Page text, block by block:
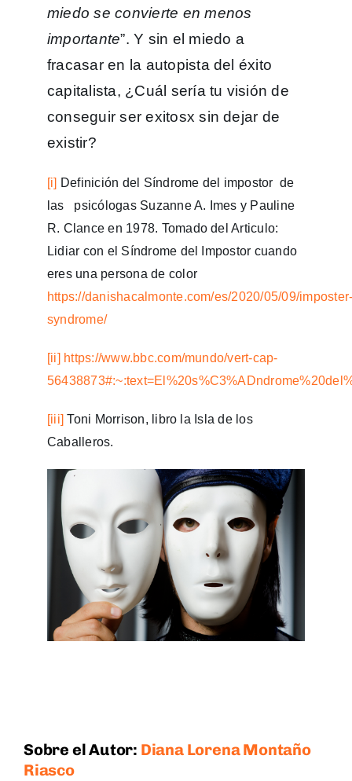
miedo se convierte en menos
importante”. Y sin el miedo a
fracasar en la autopista del éxito
capitalista, ¿Cuál sería tu visión de
conseguir ser exitosx sin dejar de
existir?
[i] Definición del Síndrome del impostor de
las psicólogas Suzanne A. Imes y Pauline
R. Clance en 1978. Tomado del Articulo:
Lidiar con el Síndrome del Impostor cuando
eres una persona de color
https://danishacalmonte.com/es/2020/05/09/
syndrome/
[ii] https://www.bbc.com/mundo/vert-cap-
[iii] Toni Morrison, libro la Isla de los
Caballeros.
Sobre el Autor: Diana Lorena Montaño
Riasco